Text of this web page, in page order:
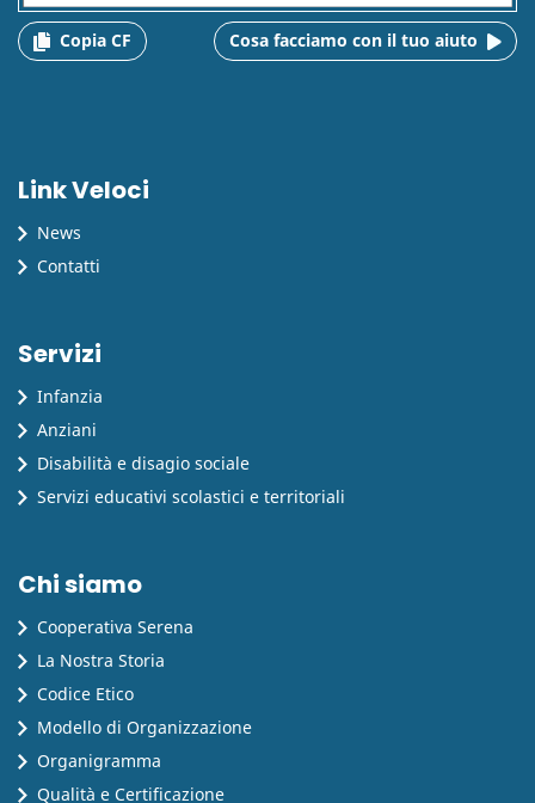
Link Veloci
News
Contatti
Copia CF Cosa facciamo con il tuo aiuto
Servizi
Infanzia
Anziani
Disabilità e disagio sociale
Servizi educativi scolastici e territoriali
Chi siamo
Cooperativa Serena
La Nostra Storia
Codice Etico
Modello di Organizzazione
Organigramma
Qualità e Certificazione